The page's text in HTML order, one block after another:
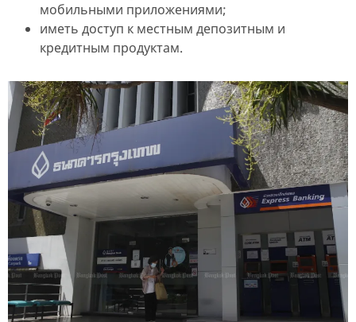
мобильными приложениями;
иметь доступ к местным депозитным и
кредитным продуктам.